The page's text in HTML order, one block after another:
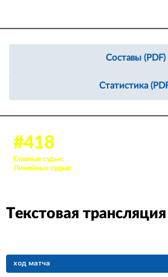
Составы (PDF)
Статистика
#418
Главные судьи:
Линейные судьи:
Текстовая трансляция
ход матча